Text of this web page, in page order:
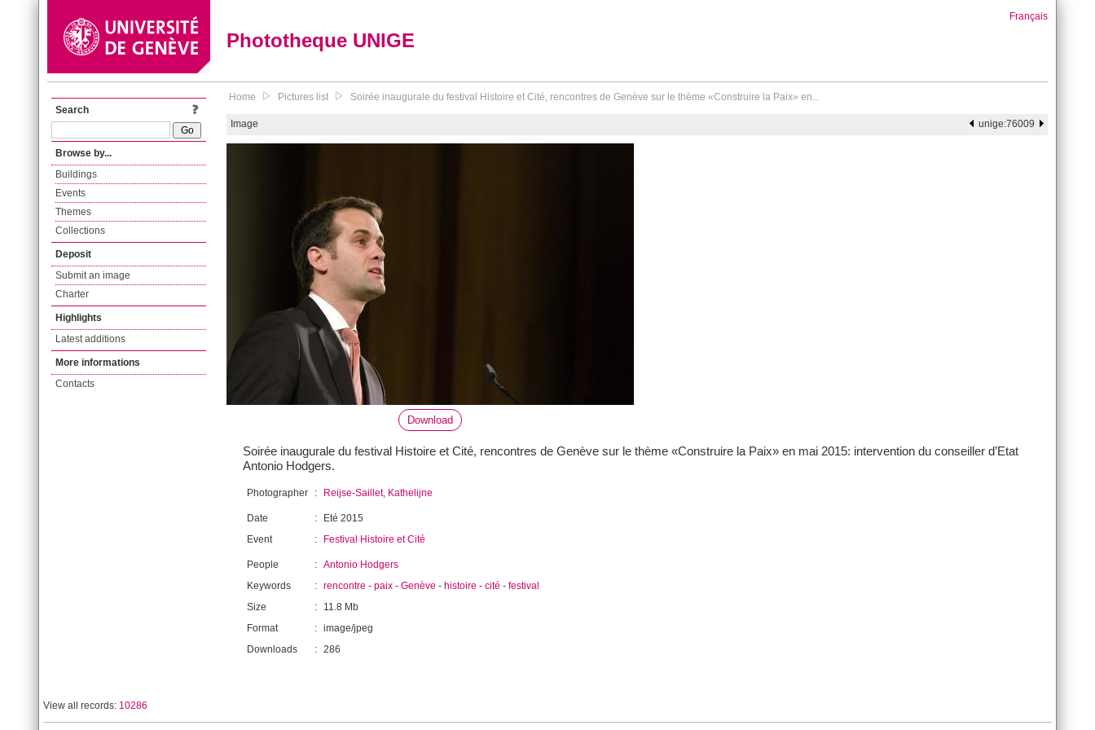
Phototheque UNIGE
Français
Search
Browse by...
Buildings
Events
Themes
Collections
Deposit
Submit an image
Charter
Highlights
Latest additions
More informations
Contacts
Home Pictures list Soirée inaugurale du festival Histoire et Cité, rencontres de Genève sur le thème «Construire la Paix» en...
Image unige:76009
Download
Soirée inaugurale du festival Histoire et Cité, rencontres de Genève sur le thème «Construire la Paix» en mai 2015: intervention du conseiller d’Etat
Antonio Hodgers.
Photographer : Reijse-Saillet, Kathelijne
Date :
Eté 2015
Event
: Festival Histoire et Cité
People : Antonio Hodgers
Keywords
: rencontre - paix - Genève - histoire - cité - festival
Size
:
11.8 Mb
Format
: image/jpeg
Downloads
: 286
View all records: 10286